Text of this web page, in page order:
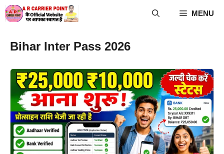
Skip
to
MENU
Bihar Inter Pass 2026